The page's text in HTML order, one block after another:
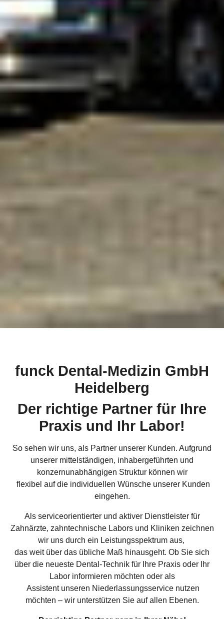
funck Dental-Medizin GmbH
Heidelberg
Der richtige Partner für Ihre
Praxis und Ihr Labor!
So sehen wir uns, als Partner unserer Kunden. Aufgrund
unserer mittelständigen, inhabergeführten und
konzernunabhängigen Struktur können wir
flexibel auf die individuellen Wünsche unserer Kunden
eingehen.
Als serviceorientierter und aktiver Dienstleister für
Zahnärzte, zahntechnische Labors und Kliniken zeichnen
wir uns durch ein Leistungsspektrum aus,
das weit über das übliche Maß hinausgeht. Ob Sie sich
über die neueste Dental-Technik für Ihre Praxis oder Ihr
Labor informieren möchten oder als
Assistent unseren Niederlassungsservice nutzen
möchten – wir unterstützen Sie auf allen Ebenen.